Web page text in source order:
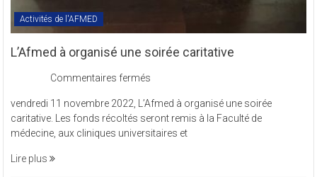
Activités de l'AFMED
L’Afmed à organisé une soirée caritative
Commentaires fermés
à
organisé
une
vendredi 11 novembre 2022, L’Afmed à organisé une soirée
caritative. Les fonds récoltés seront remis à la Faculté de
médecine, aux cliniques universitaires et
Lire plus